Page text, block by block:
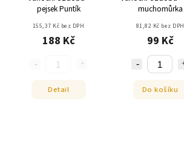
pejsek Puntík
155,37 Kč bez DPH
188 Kč
Detail
muchomůrka
81,82 Kč bez DPH
99 Kč
Do košíku